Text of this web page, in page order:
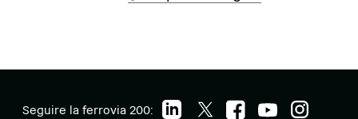
Seguire la ferrovia 200: